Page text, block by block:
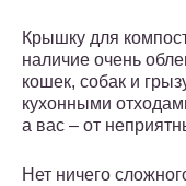
Крышку для
наличие очень
кошек, собак и
кухонными
а вас – от
Нет ничего